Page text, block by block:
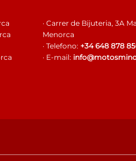
· Carrer de Bijuteria, 3A
Menorca
· Telefono:+34 648 878
· E-mail: